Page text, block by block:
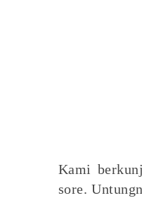
Kami
sore.